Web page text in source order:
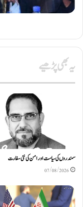
یہ بھی پڑھیے
سمندروں کی سیاست اور امن کی نئی سفارت
07/08/2026